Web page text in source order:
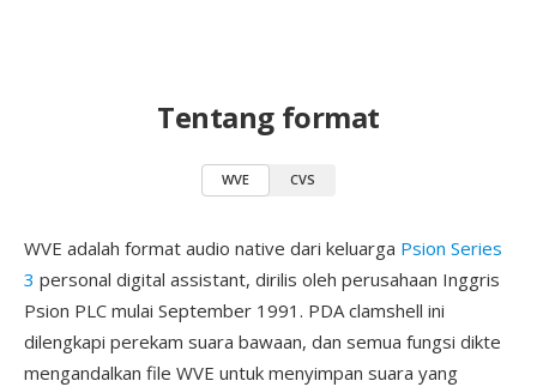
Tentang format
WVE CVS
WVE adalah format audio native dari keluarga Psion Series
3 personal digital assistant, dirilis oleh perusahaan Inggris
Psion PLC mulai September 1991. PDA clamshell ini
dilengkapi perekam suara bawaan, dan semua fungsi dikte
mengandalkan file WVE untuk menyimpan suara yang